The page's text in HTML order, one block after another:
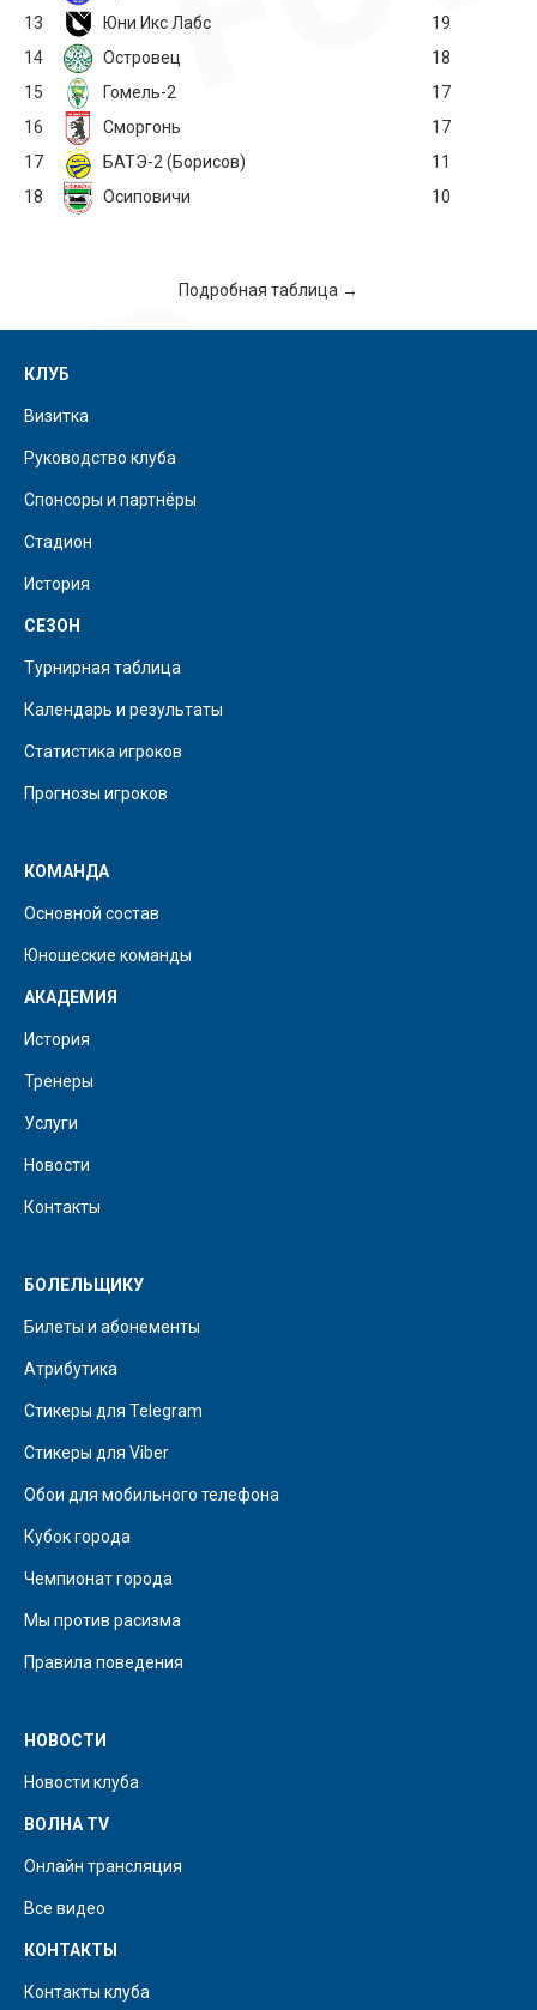
13
Юни Икс Лабс
19
14
Островец
18
15
Гомель-2
17
16
Сморгонь
17
17
БАТЭ-2 (Борисов)
11
18
Осиповичи 10
Подробная таблица →
КЛУБ
Визитка
Руководство клуба
Спонсоры и партнёры
Стадион
История
СЕЗОН
Турнирная таблица
Календарь и результаты
Статистика игроков
Прогнозы игроков
КОМАНДА
Основной состав
Юношеские команды
АКАДЕМИЯ
История
Тренеры
Услуги
Новости
Контакты
БОЛЕЛЬЩИКУ
Билеты и абонементы
Атрибутика
Стикеры для Telegram
Стикеры для Viber
Обои для мобильного телефона
Кубок города
Чемпионат города
Мы против расизма
Правила поведения
НОВОСТИ
Новости клуба
ВОЛНА TV
Онлайн трансляция
Все видео
КОНТАКТЫ
Контакты клуба